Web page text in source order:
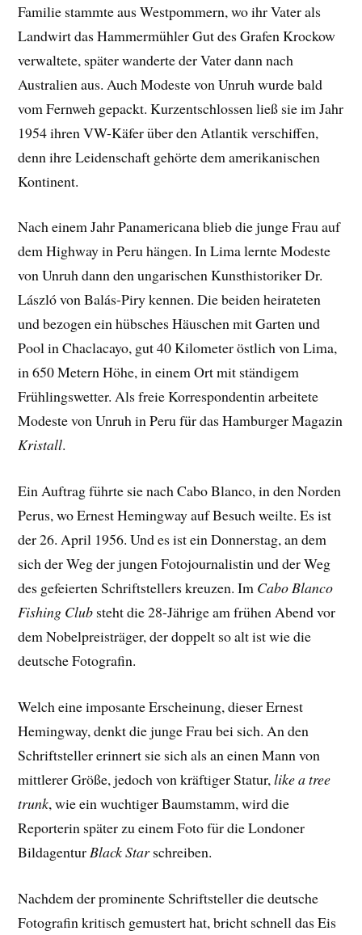
Familie stammte aus Westpommern, wo ihr Vater als
Landwirt das Hammermühler Gut des Grafen Krockow
verwaltete, später wanderte der Vater dann nach
Australien aus. Auch Modeste von Unruh wurde bald
vom Fernweh gepackt. Kurzentschlossen ließ sie im Jahr
1954 ihren VW-Käfer über den Atlantik verschiffen,
denn ihre Leidenschaft gehörte dem amerikanischen
Kontinent.
Nach einem Jahr Panamericana blieb die junge Frau auf
dem Highway in Peru hängen. In Lima lernte Modeste
von Unruh dann den ungarischen Kunsthistoriker Dr.
László von Balás-Piry kennen. Die beiden heirateten
und bezogen ein hübsches Häuschen mit Garten und
Pool in Chaclacayo, gut 40 Kilometer östlich von Lima,
in 650 Metern Höhe, in einem Ort mit ständigem
Frühlingswetter. Als freie Korrespondentin arbeitete
Modeste von Unruh in Peru für das Hamburger Magazin
Kristall.
Ein Auftrag führte sie nach Cabo Blanco, in den Norden
Perus, wo Ernest Hemingway auf Besuch weilte. Es ist
der 26. April 1956. Und es ist ein Donnerstag, an dem
sich der Weg der jungen Fotojournalistin und der Weg
des gefeierten Schriftstellers kreuzen. Im Cabo Blanco
Fishing Club steht die 28-Jährige am frühen Abend vor
dem Nobelpreisträger, der doppelt so alt ist wie die
deutsche Fotografin.
Welch eine imposante Erscheinung, dieser Ernest
Hemingway, denkt die junge Frau bei sich. An den
Schriftsteller erinnert sie sich als an einen Mann von
mittlerer Größe, jedoch von kräftiger Statur,like a tree
trunk, wie ein wuchtiger Baumstamm, wird die
Reporterin später zu einem Foto für die Londoner
BildagenturBlack Starschreiben.
Nachdem der prominente Schriftsteller die deutsche
Fotografin kritisch gemustert hat, bricht schnell das Eis